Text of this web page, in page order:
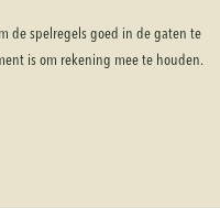
de spelregels goed in de gaten te
is om rekening mee te houden.